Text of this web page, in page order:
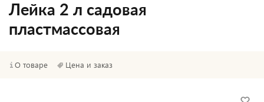
Лейка 2 л садовая
пластмассовая
О товаре Цена и заказ